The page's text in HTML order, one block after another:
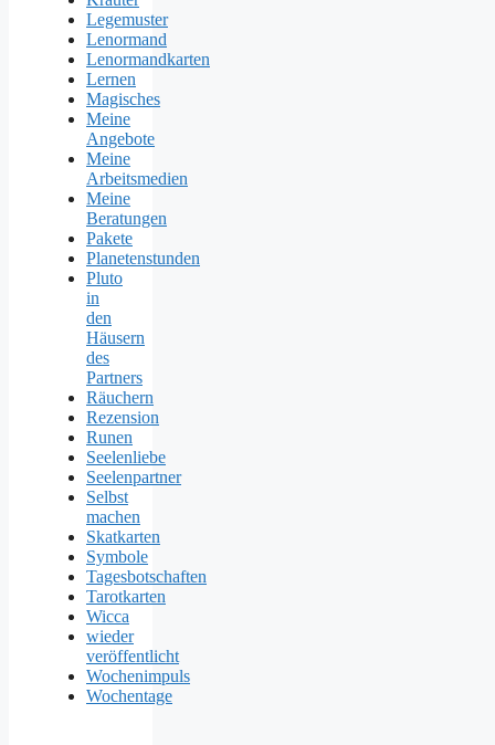
Legemuster
Lenormand
Lenormandkarten
Lernen
Magisches
Meine
Angebote
Meine
Arbeitsmedien
Meine
Beratungen
Pakete
Planetenstunden
Pluto
in
den
Häusern
des
Partners
Räuchern
Rezension
Runen
Seelenliebe
Seelenpartner
Selbst
machen
Skatkarten
Symbole
Tagesbotschaften
Tarotkarten
Wicca
wieder
veröffentlicht
Wochenimpuls
Wochentage